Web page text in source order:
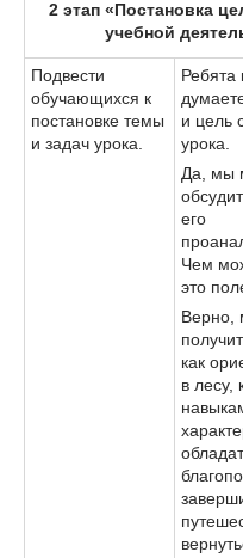
2 этап «Постановка
учебной
Подвести
обучающихся к
постановке темы
и задач урока.
Ребята
и цель
урока.
Да, мы
его
Чем
это
Верно,
как
в лесу,